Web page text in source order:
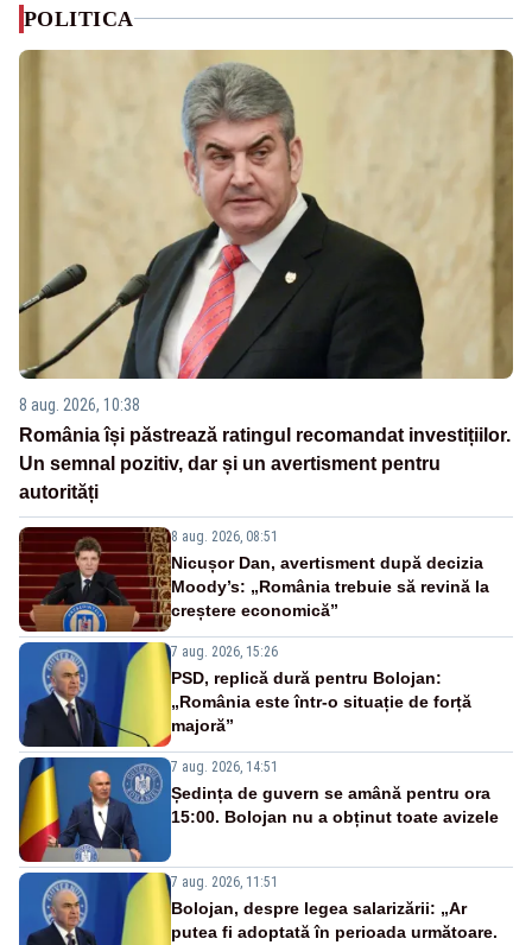
POLITICA
8 aug. 2026, 10:38
România își păstrează ratingul recomandat investițiilor.
Un semnal pozitiv, dar și un avertisment pentru
autorități
8 aug. 2026, 08:51
Nicușor Dan, avertisment după decizia
Moody’s: „România trebuie să revină la
creștere economică”
7 aug. 2026, 15:26
PSD, replică dură pentru Bolojan:
„România este într-o situație de forță
majoră”
7 aug. 2026, 14:51
Ședința de guvern se amână pentru ora
15:00. Bolojan nu a obținut toate avizele
7 aug. 2026, 11:51
Bolojan, despre legea salarizării: „Ar
putea fi adoptată în perioada următoare.